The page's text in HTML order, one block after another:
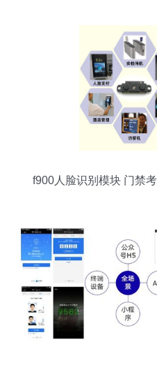
f900人脸识别模块 门禁